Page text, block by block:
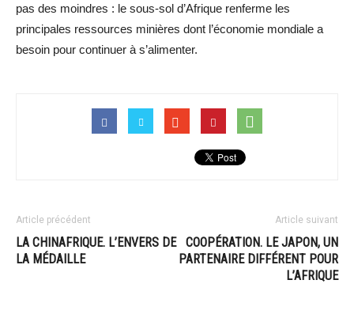
pas des moindres : le sous-sol d’Afrique renferme les
principales ressources minières dont l’économie mondiale a
besoin pour continuer à s’alimenter.
Article précédent
LA CHINAFRIQUE. L’ENVERS DE
LA MÉDAILLE
Article suivant
COOPÉRATION. LE JAPON, UN
PARTENAIRE DIFFÉRENT POUR
L’AFRIQUE